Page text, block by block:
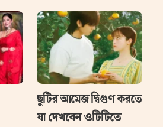
ছুটির আমেজ দ্বিগুণ করতে
যা দেখবেন ওটিটিতে